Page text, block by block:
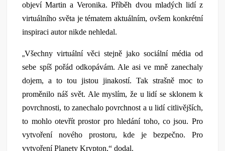
objeví Martin a Veronika. Příběh dvou mladých lidí z
virtuálního světa je tématem aktuálním, ovšem konkrétní
inspiraci autor nikde nehledal.
„Všechny virtuální věci stejně jako sociální média od
sebe spíš pořád odkopávám. Ale asi ve mně zanechaly
dojem, a to tou jistou jinakostí. Tak strašně moc to
proměnilo náš svět. Ale myslím, že u lidí se sklonem k
povrchnosti, to zanechalo povrchnost a u lidí citlivějších,
to mohlo otevřít prostor pro hledání toho, co jsou. Pro
vytvoření nového prostoru, kde je bezpečno. Pro
vytvoření Planety Krypton,“ dodal.